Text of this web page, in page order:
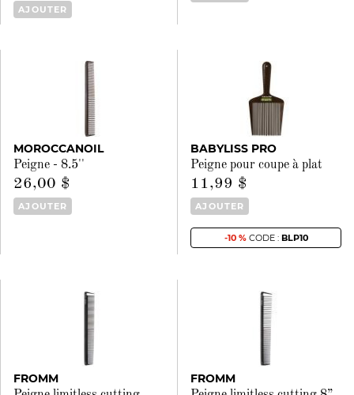
AJOUTER
MOROCCANOIL
Peigne - 8.5''
26,00 $
AJOUTER
BABYLISS PRO
Peigne pour coupe à plat
11,99 $
AJOUTER
-10 %CODE : BLP10
FROMM FROMM